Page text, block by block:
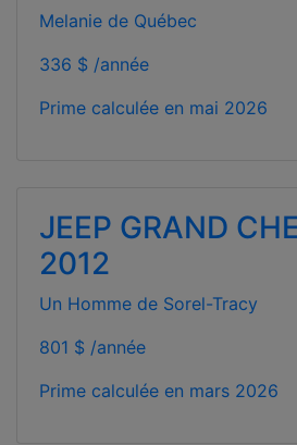
Melanie de Québec
336 $ /année
Prime calculée en mai 2026
JEEP GRAND
2012
Un Homme de Sorel-Tracy
801 $ /année
Prime calculée en mars 2026